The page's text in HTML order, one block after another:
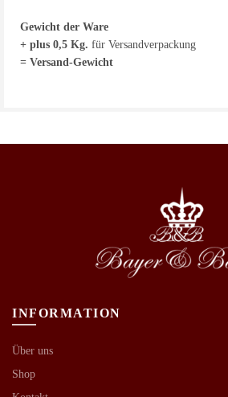
Gewicht der Ware
+ plus 0,5 Kg. für Versandverpackung
= Versand-Gewicht
INFORMATION
Über uns
Shop